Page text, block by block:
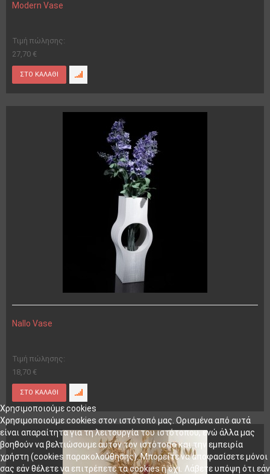
Modern Vase
Τιμή πώλησης:
27,70 €
Nallo Vase
Τιμή πώλησης:
18,70 €
Χρησιμοποιούμε cookies
Χρησιμοποιούμε cookies στον ιστότοπό μας. Ορισμένα από αυτά
είναι απαραίτητα για τη λειτουργία του ιστότοπου, ενώ άλλα μας
βοηθούν να βελτιώσουμε αυτόν τον ιστότοπο και την εμπειρία
χρήστη (cookies παρακολούθησης). Μπορείτε να αποφασίσετε μόνοι
σας εάν θέλετε να επιτρέπετε τα cookies ή όχι. Λάβετε υπόψη ότι εάν